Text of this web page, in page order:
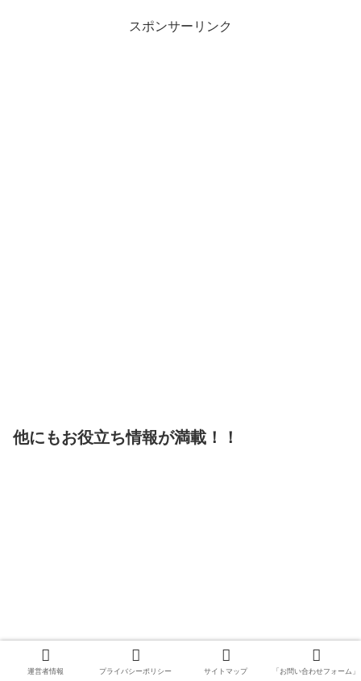
スポンサーリンク
他にもお役立ち情報が満載！！
運営者情報 プライバシーポリシー サイトマップ 「お問い合わせフォーム」